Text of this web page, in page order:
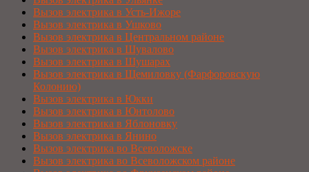
Вызов электрика в Усть-Ижоре
Вызов электрика в Ушково
Вызов электрика в Центральном районе
Вызов электрика в Шувалово
Вызов электрика в Шушарах
Вызов электрика в Щемиловку (Фарфоровскую
Колонию)
Вызов электрика в Юкки
Вызов электрика в Юнтолово
Вызов электрика в Яблоновку
Вызов электрика в Янино
Вызов электрика во Всеволожске
Вызов электрика во Всеволожском районе